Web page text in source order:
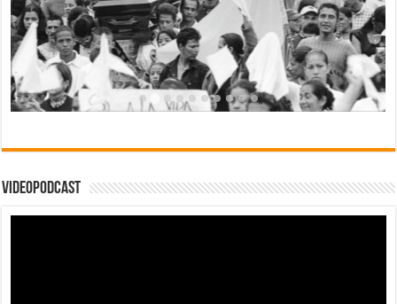
Videopodcast